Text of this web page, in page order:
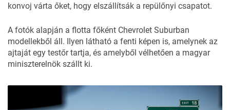
konvoj várta őket, hogy elszállítsák a repülőnyi csapatot.
A fotók alapján a flotta főként Chevrolet Suburban
modellekből áll. Ilyen látható a fenti képen is, amelynek az
ajtaját egy testőr tartja, és amelyből vélhetően a magyar
miniszterelnök szállt ki.